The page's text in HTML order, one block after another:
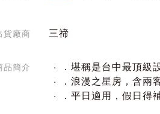
貨廠商 三禘
品簡介
．堪稱是台中最頂級
．浪漫之星房，含兩
．平日適用，假日得